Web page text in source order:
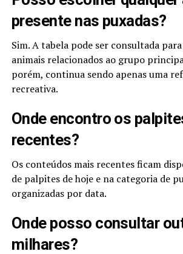
presente nas puxadas?
Sim. A tabela pode ser consultada
animais relacionados ao grupo
porém, continua sendo apenas uma
recreativa.
Onde encontro os
recentes?
Os conteúdos mais recentes ficam
de palpites de hoje e na categoria de
organizadas por data.
Onde posso consultar
milhares?